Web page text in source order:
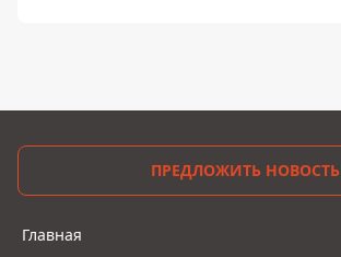
ПРЕДЛОЖИТЬ НОВОСТЬ
Главная